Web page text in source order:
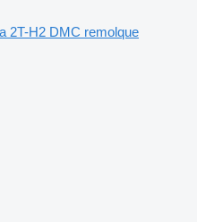
2T-H2 DMC remolque